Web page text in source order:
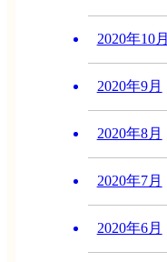
2020年10月
2020年9月
2020年8月
2020年7月
2020年6月